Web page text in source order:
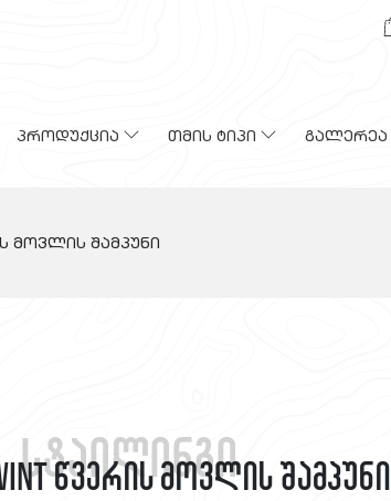
პროდუქცია თმის ტიპი გალერეა
მოვლის შამპუნი
სტაილინგი
წვერის მოვლის შამპუნი